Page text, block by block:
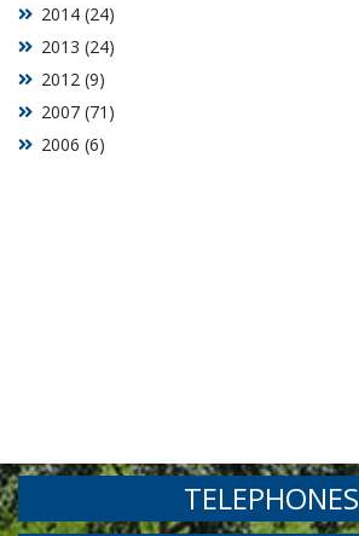
2006 (6)
2007 (71)
2012 (9)
2013 (24)
2014 (24)
TELEPHONES